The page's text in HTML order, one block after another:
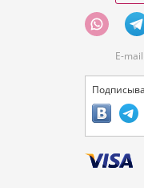
E-mail: